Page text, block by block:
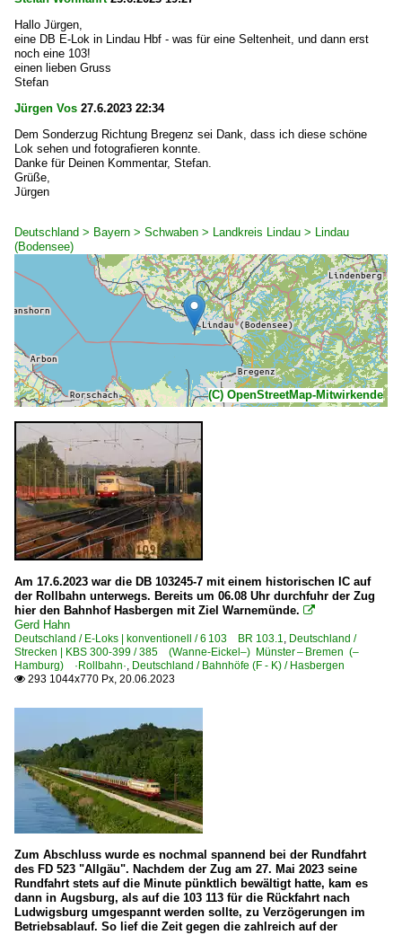
Hallo Jürgen,
eine DB E-Lok in Lindau Hbf - was für eine Seltenheit, und dann erst
noch eine 103!
einen lieben Gruss
Stefan
Jürgen Vos 27.6.2023 22:34
Dem Sonderzug Richtung Bregenz sei Dank, dass ich diese schöne
Lok sehen und fotografieren konnte.
Danke für Deinen Kommentar, Stefan.
Grüße,
Jürgen
Deutschland > Bayern > Schwaben > Landkreis Lindau > Lindau
(Bodensee)
(C) OpenStreetMap-Mitwirkende
Am 17.6.2023 war die DB 103245-7 mit einem historischen IC auf
der Rollbahn unterwegs. Bereits um 06.08 Uhr durchfuhr der Zug
hier den Bahnhof Hasbergen mit Ziel Warnemünde. 
Gerd Hahn
Deutschland / E-Loks | konventionell / 6 103 BR 103.1, Deutschland /
Strecken | KBS 300-399 / 385 (Wanne-Eickel–) Münster – Bremen (–
Hamburg) ·Rollbahn·, Deutschland / Bahnhöfe (F - K) / Hasbergen
 293 1044x770 Px, 20.06.2023
Zum Abschluss wurde es nochmal spannend bei der Rundfahrt
des FD 523 "Allgäu". Nachdem der Zug am 27. Mai 2023 seine
Rundfahrt stets auf die Minute pünktlich bewältigt hatte, kam es
dann in Augsburg, als auf die 103 113 für die Rückfahrt nach
Ludwigsburg umgespannt werden sollte, zu Verzögerungen im
Betriebsablauf. So lief die Zeit gegen die zahlreich auf der